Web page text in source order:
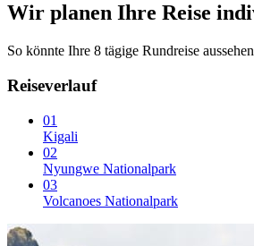
Wir planen Ihre Reise
So könnte Ihre 8 tägige Rundreise aussehen
Reiseverlauf
01
Kigali
02
Nyungwe Nationalpark
03
Volcanoes Nationalpark